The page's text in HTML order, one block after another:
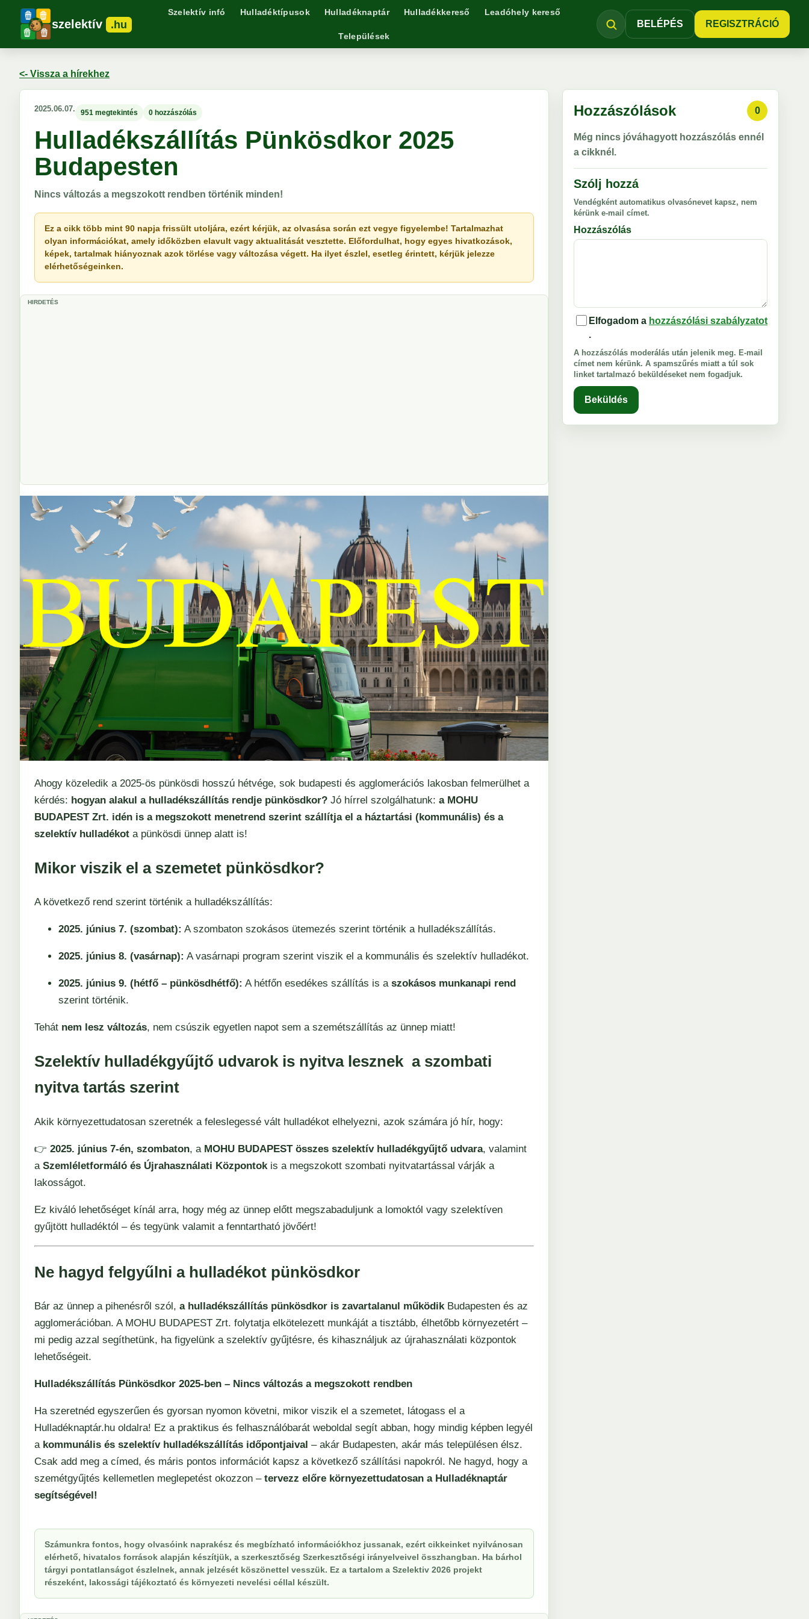
szelektív .hu
Szelektív infó Hulladéktípusok Hulladéknaptár Hulladékkereső Leadóhely kereső
Települések
BELÉPÉS REGISZTRÁCIÓ
<- Vissza a hírekhez
2025.06.07. 951 megtekintés 0 hozzászólás
Hulladékszállítás Pünkösdkor 2025
Budapesten
Nincs változás a megszokott rendben történik minden!
Ez a cikk több mint 90 napja frissült utoljára, ezért kérjük, az olvasása során ezt vegye figyelembe! Tartalmazhat
olyan információkat, amely időközben elavult vagy aktualitását vesztette. Előfordulhat, hogy egyes hivatkozások,
képek, tartalmak hiányoznak azok törlése vagy változása végett. Ha ilyet észlel, esetleg érintett, kérjük jelezze
elérhetőségeinken.
HIRDETÉS
Ahogy közeledik a 2025-ös pünkösdi hosszú hétvége, sok budapesti és agglomerációs lakosban felmerülhet a
kérdés: hogyan alakul a hulladékszállítás rendje pünkösdkor? Jó hírrel szolgálhatunk: a MOHU
BUDAPEST Zrt. idén is a megszokott menetrend szerint szállítja el a háztartási (kommunális) és a
szelektív hulladékot a pünkösdi ünnep alatt is!
Mikor viszik el a szemetet pünkösdkor?
A következő rend szerint történik a hulladékszállítás:
2025. június 7. (szombat): A szombaton szokásos ütemezés szerint történik a hulladékszállítás.
2025. június 8. (vasárnap): A vasárnapi program szerint viszik el a kommunális és szelektív hulladékot.
2025. június 9. (hétfő – pünkösdhétfő): A hétfőn esedékes szállítás is a szokásos munkanapi rend
szerint történik.
Tehát nem lesz változás, nem csúszik egyetlen napot sem a szemétszállítás az ünnep miatt!
Szelektív hulladékgyűjtő udvarok is nyitva lesznek a szombati
nyitva tartás szerint
Akik környezettudatosan szeretnék a feleslegessé vált hulladékot elhelyezni, azok számára jó hír, hogy:
👉 2025. június 7-én, szombaton, a MOHU BUDAPEST összes szelektív hulladékgyűjtő udvara, valamint
a Szemléletformáló és Újrahasználati Központok is a megszokott szombati nyitvatartással várják a
lakosságot.
Ez kiváló lehetőséget kínál arra, hogy még az ünnep előtt megszabaduljunk a lomoktól vagy szelektíven
gyűjtött hulladéktól – és tegyünk valamit a fenntartható jövőért!
Ne hagyd felgyűlni a hulladékot pünkösdkor
Bár az ünnep a pihenésről szól, a hulladékszállítás pünkösdkor is zavartalanul működikBudapesten és az
agglomerációban. A MOHU BUDAPEST Zrt. folytatja elkötelezett munkáját a tisztább, élhetőbb környezetért –
mi pedig azzal segíthetünk, ha figyelünk a szelektív gyűjtésre, és kihasználjuk az újrahasználati központok
lehetőségeit.
Hulladékszállítás Pünkösdkor 2025-ben – Nincs változás a megszokott rendben
Ha szeretnéd egyszerűen és gyorsan nyomon követni, mikor viszik el a szemetet, látogass el a
Hulladéknaptár.hu oldalra! Ez a praktikus és felhasználóbarát weboldal segít abban, hogy mindig képben legyél
a kommunális és szelektív hulladékszállítás időpontjaival – akár Budapesten, akár más településen élsz.
Csak add meg a címed, és máris pontos információt kapsz a következő szállítási napokról. Ne hagyd, hogy a
szemétgyűjtés kellemetlen meglepetést okozzon – tervezz előre környezettudatosan a Hulladéknaptár
segítségével!
Számunkra fontos, hogy olvasóink naprakész és megbízható információkhoz jussanak, ezért cikkeinket nyilvánosan
elérhető, hivatalos források alapján készítjük, a szerkesztőség Szerkesztőségi irányelveivel összhangban. Ha bárhol
tárgyi pontatlanságot észlelnek, annak jelzését köszönettel vesszük. Ez a tartalom a Szelektiv 2026 projekt
részeként, lakossági tájékoztató és környezeti nevelési céllal készült.
Hozzászólások 0
Még nincs jóváhagyott hozzászólás ennél
a cikknél.
Szólj hozzá
Vendégként automatikus olvasónevet kapsz, nem
kérünk e-mail címet.
Hozzászólás
Elfogadom a hozzászólási szabályzatot
.
A hozzászólás moderálás után jelenik meg. E-mail
címet nem kérünk. A spamszűrés miatt a túl sok
linket tartalmazó beküldéseket nem fogadjuk.
Beküldés